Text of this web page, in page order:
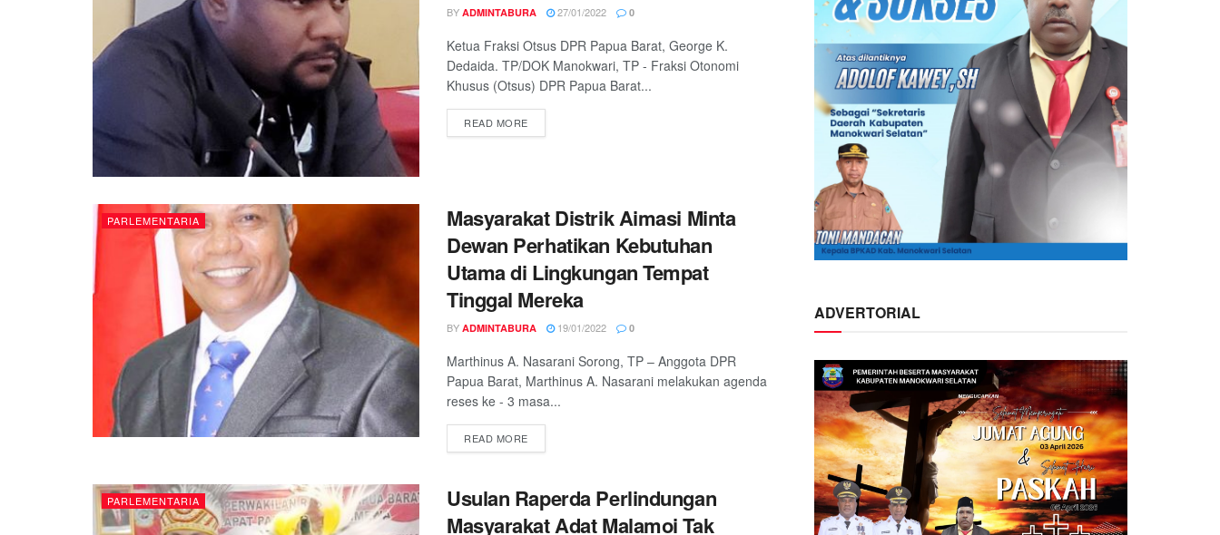
BY ADMINTABURA 27/01/2022 0
Ketua Fraksi Otsus DPR Papua Barat, George K.
Dedaida. TP/DOK Manokwari, TP - Fraksi Otonomi
Khusus (Otsus) DPR Papua Barat...
READ MORE
PARLEMENTARIA
Masyarakat Distrik Aimasi Minta
Dewan Perhatikan Kebutuhan
Utama di Lingkungan Tempat
Tinggal Mereka
BY ADMINTABURA 19/01/2022 0
Marthinus A. Nasarani Sorong, TP – Anggota DPR
Papua Barat, Marthinus A. Nasarani melakukan agenda
reses ke - 3 masa...
READ MORE
PARLEMENTARIA
Usulan Raperda Perlindungan
Masyarakat Adat Malamoi Tak
ADVERTORIAL